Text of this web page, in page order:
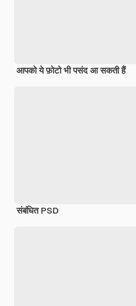
आपको ये फ़ोटो भी पसंद आ सकती हैं
संबंधित PSD